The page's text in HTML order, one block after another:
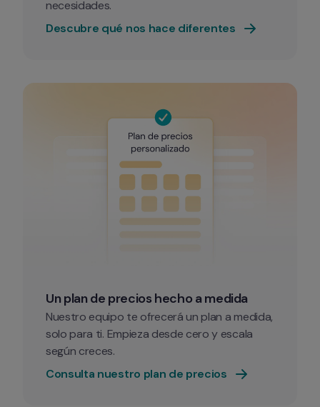
necesidades.
Descubre qué nos hace diferentes
Un plan de precios hecho a medida
Nuestro equipo te ofrecerá un plan a medida,
solo para ti. Empieza desde cero y escala
según creces.
Consulta nuestro plan de precios